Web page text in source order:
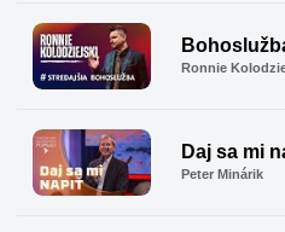
Ronnie
Daj sa mi
Peter Minárik